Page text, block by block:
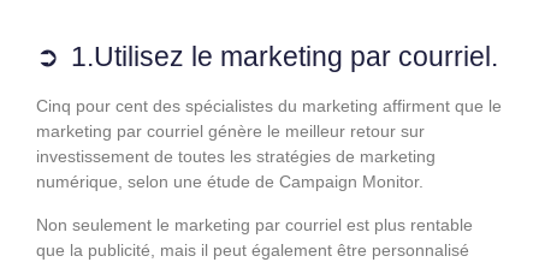
1.Utilisez le marketing par courriel.
Cinq pour cent des spécialistes du marketing affirment que le
marketing par courriel génère le meilleur retour sur
investissement de toutes les stratégies de marketing
numérique, selon une étude de Campaign Monitor.
Non seulement le marketing par courriel est plus rentable
que la publicité, mais il peut également être personnalisé